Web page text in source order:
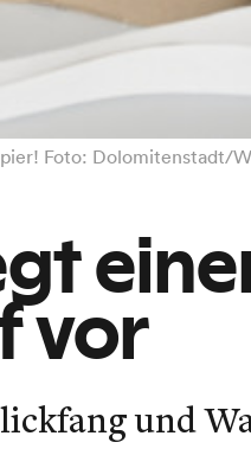
Foto: Dolomitenstadt/
vor
und